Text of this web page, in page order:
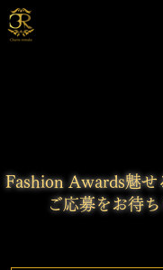
Fashion Awards魅せ
ご応募をお待